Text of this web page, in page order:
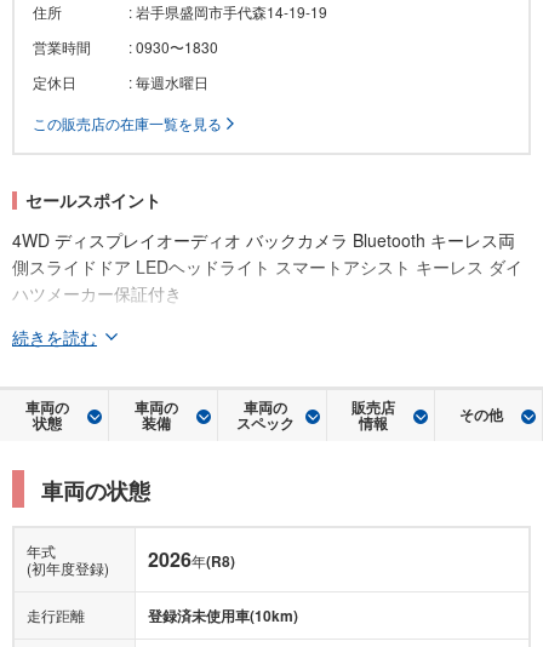
住所
: 岩手県盛岡市手代森14-19-19
営業時間
: 0930〜1830
定休日
: 毎週水曜日
この販売店の在庫一覧を見る
セールスポイント
4WD ディスプレイオーディオ バックカメラ Bluetooth キーレス両
側スライドドア LEDヘッドライト スマートアシスト キーレス ダイ
ハツメーカー保証付き
続きを読む
車両の
状態
車両の
装備
車両の
スペック
販売店
情報 その他
車両の状態
年式
(初年度登録)
2026年(R8)
走行距離 登録済未使用車(10km)